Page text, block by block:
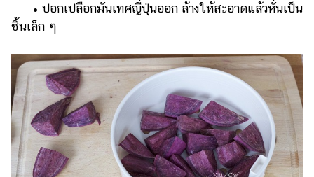
• ปอกเปลือกมันเทศญี่ปุ่นออก ล้างให้สะอาดแล้วหั่นเป็น
ชิ้นเล็ก ๆ